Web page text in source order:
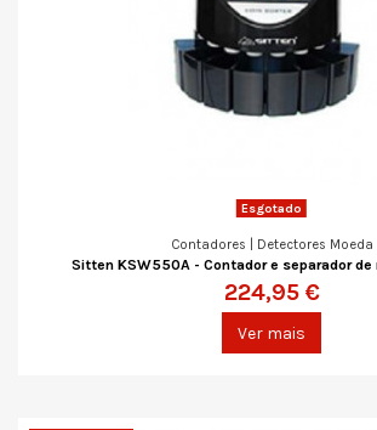
Esgotado
Contadores | Detectores Moeda
Sitten KSW550A - Contador e separador de
224,95 €
Ver mais